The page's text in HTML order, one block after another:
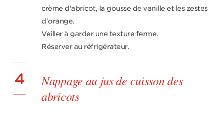
crème d'abricot, la gousse de vanille et les zestes
d'orange.
Veiller à garder une texture ferme.
Réserver au réfrigérateur.
4
Nappage au jus de cuisson des
abricots